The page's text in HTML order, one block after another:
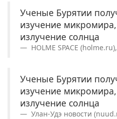
Ученые Бурятии
изучение
излучение солнца
HOLME SPACE
Ученые Бурятии
изучение
излучение солнца
Улан-Удэ новости